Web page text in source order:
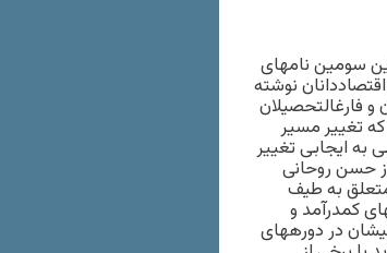
سومین نامه‏ای
نوشته
فارغ‏التحصیلان
که تغییر مسیر
به ایجابی تغییر
حمایت از حسن روحانی
به طیف
کم‏درآمد و
در دوره‏های